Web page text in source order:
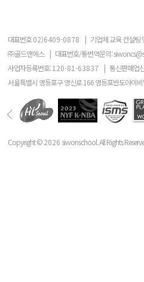
대표번호02)6409-0878 | 기업체 교육 컨설팅
㈜골드앤에스 | 대표번호/통번역문의:
사업자등록번호:120-81-63837 | 통신판매업
서울특별시 영등포구 영신로 166 영등포반도아이
Copyright ©2026 siwonschool. All Rights